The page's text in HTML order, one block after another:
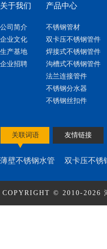
关于我们
公司简介
企业文化
生产基地
企业招聘
产品中心
不锈钢管材
双卡压不锈钢管件
焊接式不锈钢管件
沟槽式不锈钢管件
法兰连接管件
不锈钢分水器
不锈钢丝扣件
关联词语 友情链接
薄壁不锈钢水管 双卡压不锈
COPYRIGHT © 2010-2026